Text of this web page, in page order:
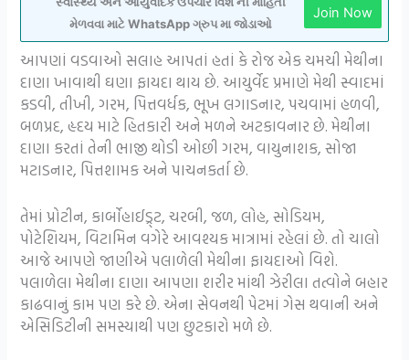
મેળવવા માટે WhatsApp ગ્રુપ મા જોડાઓ
Join Now
આપણાં વડવાઓ સલાહ આપતાં હતાં કે રોજ એક ચમચી મેથીના
દાણા ખાવાથી ઘણા ફાયદા થાય છે. આયુર્વેદ પ્રમાણે મેથી સ્વાદમાં
કડવી, તીખી, ગરમ, પિત્તવર્ધક, ભૂખ લગાડનાર, પચવામાં હળવી,
બળપ્રદ, હૃદય માટે હિતકારી અને મળને અટકાવનાર છે. મેથીના
દાણા કરતાં તેની ભાજી થોડી ઓછી ગરમ, વાયુનાશક, સોજા
મટાડનાર, પિત્તશામક અને પાચનકર્તા છે.
તેમાં પ્રોટીન, કાર્બોહાઈડ્ર્ટ, ચરબી, જળ, લોહ, સોડિયમ,
પોટેશિયમ, વિટામિન વગેરે આવશ્યક માત્રામાં રહેલાં છે. તો ચાલો
આજે આપણે જાણીએ પલાળેલી મેથીના ફાયદાઓ વિશે.
પલાળેલા મેથીના દાણા આપણા શરીર માંથી ઝેરીલા તત્વોને બહાર
કાઢવાનું કામ પણ કરે છે. એના સેવનથી પેટમાં ગેસ થવાની અને
એસિડિટીની સમસ્યાથી પણ છુટકારો મળે છે.